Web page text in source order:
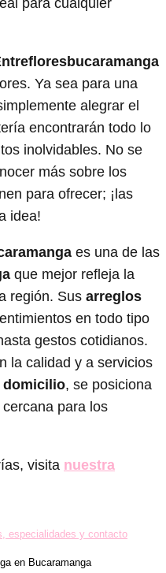
Ya sea para una
alegrar el
encontrarán todo lo
inolvidables. No se
más sobre los
para ofrecer; ¡las
idea!
es una de las
que mejor refleja la
región. Sus arreglos
en todo tipo
gestos cotidianos.
la calidad y a servicios
domicilio, se posiciona
para los
visita nuestra
especialidades y contacto
en Bucaramanga